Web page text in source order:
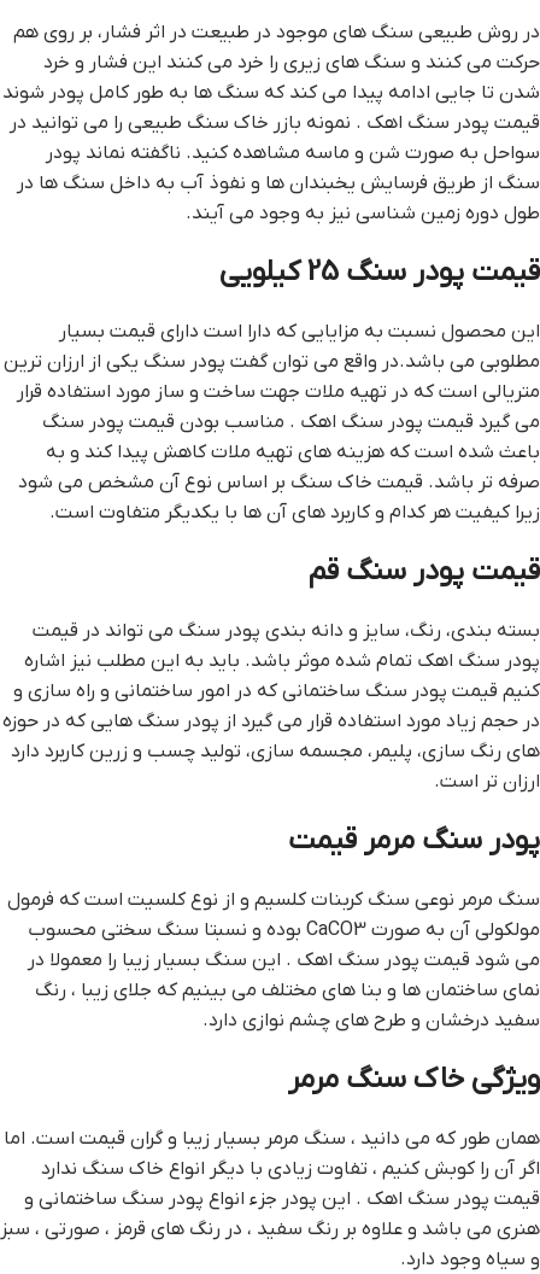
در روش طبيعي سنگ هاي موجود در طبيعت در اثر فشار، بر روي هم
حرکت مي کنند و سنگ هاي زيري را خرد مي کنند اين فشار و خرد
شدن تا جايي ادامه پيدا مي کند که سنگ ها به طور کامل پودر شوند
قيمت پودر سنگ اهک . نمونه بازر خاک سنگ طبيعي را مي توانيد در
سواحل به صورت شن و ماسه مشاهده کنيد. ناگفته نماند پودر
سنگ از طريق فرسايش يخبندان ها و نفوذ آب به داخل سنگ ها در
طول دوره زمين شناسي نيز به وجود مي آيند.
قيمت پودر سنگ 25 کيلويي
اين محصول نسبت به مزايايي که دارا است داراي قيمت بسيار
مطلوبي مي باشد.در واقع مي توان گفت پودر سنگ يکي از ارزان ترين
متريالي است که در تهيه ملات جهت ساخت و ساز مورد استفاده قرار
مي گيرد قيمت پودر سنگ اهک . مناسب بودن قيمت پودر سنگ
باعث شده است که هزينه هاي تهيه ملات کاهش پيدا کند و به
صرفه تر باشد. قيمت خاک سنگ بر اساس نوع آن مشخص مي شود
زيرا کيفيت هر کدام و کاربرد هاي آن ها با يکديگر متفاوت است.
قیمت پودر سنگ قم
بسته بندي، رنگ، سايز و دانه بندي پودر سنگ مي تواند در قيمت
پودر سنگ اهک تمام شده موثر باشد. بايد به اين مطلب نيز اشاره
کنيم قيمت پودر سنگ ساختماني که در امور ساختماني و راه سازي و
در حجم زياد مورد استفاده قرار مي گيرد از پودر سنگ هايي که در حوزه
هاي رنگ سازي، پليمر، مجسمه سازي، توليد چسب و زرين کاربرد دارد
ارزان تر است.
پودر سنگ مرمر قيمت
سنگ مرمر نوعي سنگ کربنات کلسيم و از نوع کلسيت است که فرمول
مولکولي آن به صورت CaCO3 بوده و نسبتا سنگ سختي محسوب
مي شود قيمت پودر سنگ اهک . اين سنگ بسيار زيبا را معمولا در
نماي ساختمان ها و بنا هاي مختلف مي بينيم که جلاي زيبا ، رنگ
سفيد درخشان و طرح هاي چشم نوازي دارد.
ويژگي خاک سنگ مرمر
همان طور که مي دانيد ، سنگ مرمر بسيار زيبا و گران قيمت است. اما
اگر آن را کوبش کنيم ، تفاوت زيادي با ديگر انواع خاک سنگ ندارد
قيمت پودر سنگ اهک . اين پودر جزء انواع پودر سنگ ساختماني و
هنري مي باشد و علاوه بر رنگ سفيد ، در رنگ هاي قرمز ، صورتي ، سبز
و سياه وجود دارد.